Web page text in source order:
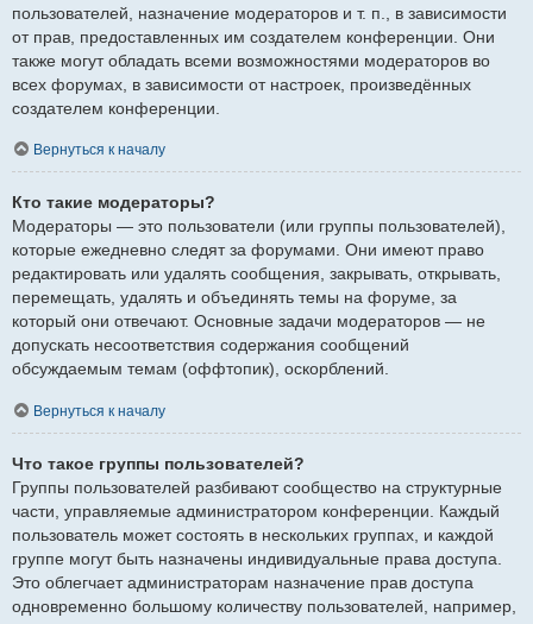
пользователей, назначение модераторов и т. п., в зависимости
от прав, предоставленных им создателем конференции. Они
также могут обладать всеми возможностями модераторов во
всех форумах, в зависимости от настроек, произведённых
создателем конференции.
Вернуться к началу
Кто такие модераторы?
Модераторы — это пользователи (или группы пользователей),
которые ежедневно следят за форумами. Они имеют право
редактировать или удалять сообщения, закрывать, открывать,
перемещать, удалять и объединять темы на форуме, за
который они отвечают. Основные задачи модераторов — не
допускать несоответствия содержания сообщений
обсуждаемым темам (оффтопик), оскорблений.
Вернуться к началу
Что такое группы пользователей?
Группы пользователей разбивают сообщество на структурные
части, управляемые администратором конференции. Каждый
пользователь может состоять в нескольких группах, и каждой
группе могут быть назначены индивидуальные права доступа.
Это облегчает администраторам назначение прав доступа
одновременно большому количеству пользователей, например,